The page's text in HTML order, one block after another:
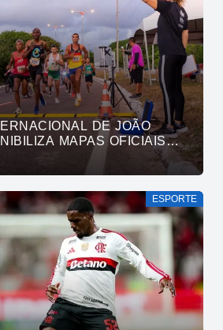
DE JOÃO
MAPAS OFICIAIS
ATLETAS SOBRE
ESPORTE